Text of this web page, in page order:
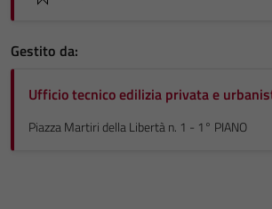
Gestito da:
Ufficio tecnico edilizia privata e
Piazza Martiri della Libertà n. 1 - 1° PIANO